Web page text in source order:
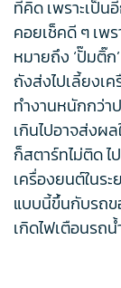
ที่คิด เพราะเป็
คอยเช็คดี ๆ เพ
หมายถึง ‘ปั๊มติ๊
ถังส่งไปเลี้ยงเ
ทำงานหนักกว่
เกินไปอาจส่งผ
ก็สตาร์ทไม่ติด
เครื่องยนต์ในร
แบบนี้ขึ้นกับรถ
เกิดไฟเตือนรถ